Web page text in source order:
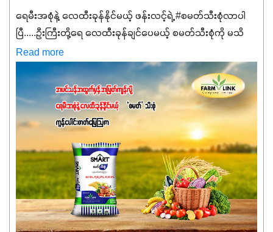
ရေမီးအစုံနဲ့ လေထီးခုန်နိုင်မယ့် ဖန်းလင့်ရဲ့ #စမတ်သီးစုံလာပါ
ပြီ.....ဦးကြီးတို့ရေ ‌လေထီးခုန်ချင်ပေမယ့် စမတ်သီးစုံကို မသိ
သေးရင်တော့ ဒီစာလေးကို ဆက်ဖတ်‌ပေးပါ #စမတ်သီးစုံဆိုတာ
အပင်တိုင်းအတွက် အဓိကအာဟာရNPK (19:7:8)နဲ့ #ဟူးမစ်
အက်စစ်တို့ အချိုးကျ ပေါင်းစပ်ထားတဲ့ ကွန်ပေါင်း
ဓာတ်မြေဩဇာဖြစ်ပါတယ်။ အဓိကအကျိုးကျေးဇူးတွေအနေနဲ့
ကတော့ နိုက်ထရိုဂျင် 19%ပါဝင်တဲ့အတွက် ကလိုရိုဖီးလ်ဖွဲ့စည်း
မှုကို အားပေးကာ သီးနှံပင်များ၏အရွက်များစိမ်းလန်းသန်စွမ်း
ပြီး အစာချက်လုပ်မှုအားကောင်းစေပါတယ်။ အပင်၏ပင်ပိုင်း
ကြီးထွားမှုကို တိုးမြင့်စေကာ အပင်သန်၍ အကြီးမြန်စေပါတယ်။
သင့်တော်တဲ့ Phosphorus 7%ပါဝင်မှုကြောင့် အပင်ရဲ့ အမြစ်
ဖွဲ့စည်းတည်ဆောက်မှုကို ပို၍သန်မာလာအောင် အားပေးပါ
တယ်။ ဒါ့အပြင် ပန်းပွင့်ခြင်း၊အသီးသီးခြင်း၊အစေ့တည်ခြင်း
Read more